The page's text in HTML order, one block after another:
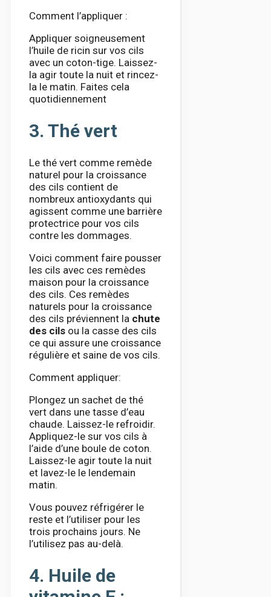
Comment l’appliquer :
Appliquer soigneusement
l’huile de ricin sur vos cils
avec un coton-tige. Laissez-
la agir toute la nuit et rincez-
la le matin. Faites cela
quotidiennement
3. Thé vert
Le thé vert comme remède
naturel pour la croissance
des cils contient de
nombreux antioxydants qui
agissent comme une barrière
protectrice pour vos cils
contre les dommages.
Voici comment faire pousser
les cils avec ces remèdes
maison pour la croissance
des cils. Ces remèdes
naturels pour la croissance
des cils préviennent la chute
des cils ou la casse des cils
ce qui assure une croissance
régulière et saine de vos cils.
Comment appliquer:
Plongez un sachet de thé
vert dans une tasse d’eau
chaude. Laissez-le refroidir.
Appliquez-le sur vos cils à
l’aide d’une boule de coton.
Laissez-le agir toute la nuit
et lavez-le le lendemain
matin.
Vous pouvez réfrigérer le
reste et l’utiliser pour les
trois prochains jours. Ne
l’utilisez pas au-delà.
4. Huile de